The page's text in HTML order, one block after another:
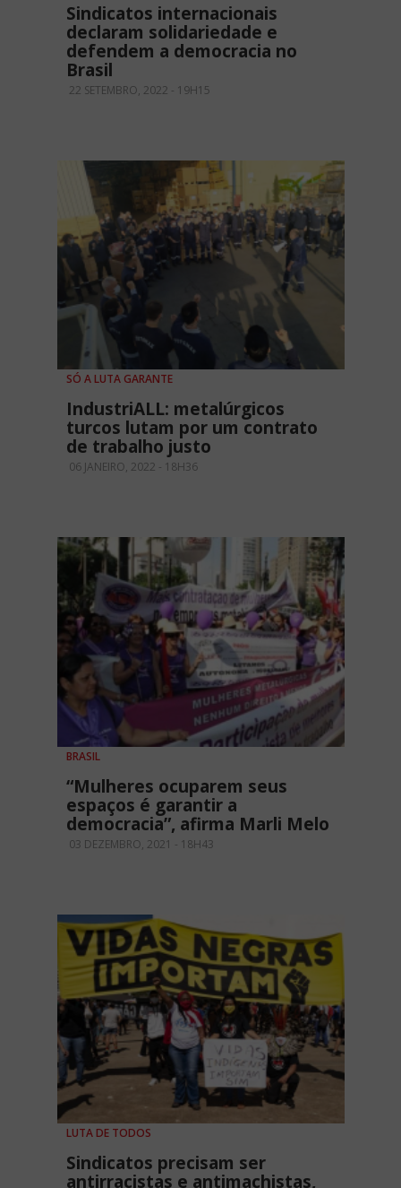
Sindicatos internacionais
declaram solidariedade e
defendem a democracia no
Brasil
22 SETEMBRO, 2022 - 19H15
SÓ A LUTA GARANTE
IndustriALL: metalúrgicos
turcos lutam por um contrato
de trabalho justo
06 JANEIRO, 2022 - 18H36
BRASIL
“Mulheres ocuparem seus
espaços é garantir a
democracia”, afirma Marli Melo
03 DEZEMBRO, 2021 - 18H43
LUTA DE TODOS
Sindicatos precisam ser
antirracistas e antimachistas,